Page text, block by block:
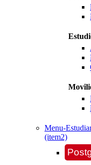
Menu-
(item2)